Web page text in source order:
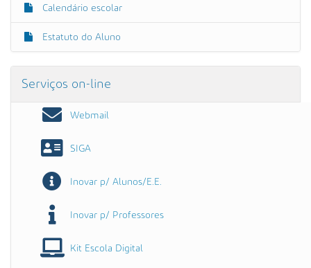
Calendário escolar
Estatuto do Aluno
Serviços on-line
Webmail
SIGA
Inovar p/ Alunos/E.E.
Inovar p/ Professores
Kit Escola Digital